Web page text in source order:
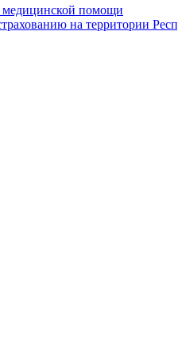
медицинской помощи
на территории